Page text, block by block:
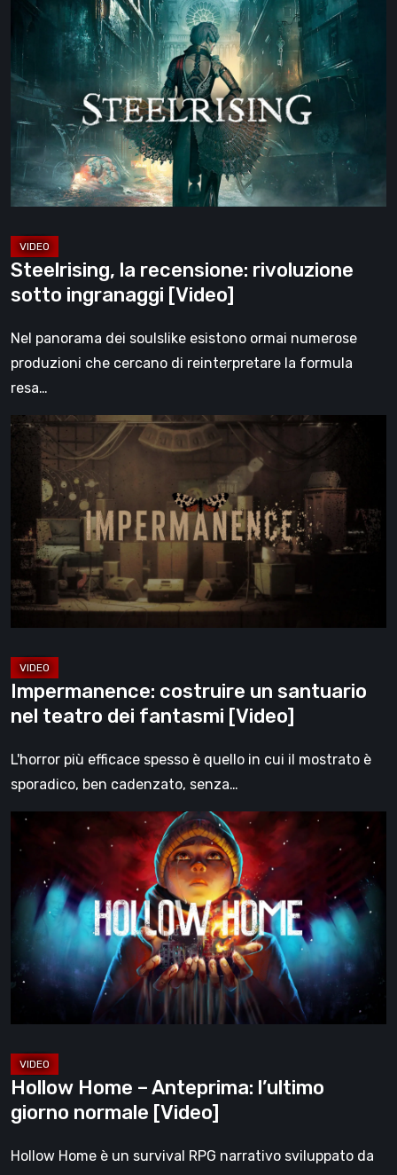
Steelrising,
recensione:
rivoluzione
sotto
ingranaggi
[Video]
Steelrising, la recensione: rivoluzione
sotto ingranaggi [Video]
Nel panorama dei soulslike esistono ormai numerose
produzioni che cercano di reinterpretare la formula
resa…
Impermanence:
costruire
santuario
nel
teatro
fantasmi
[Video]
Impermanence: costruire un santuario
nel teatro dei fantasmi [Video]
L'horror più efficace spesso è quello in cui il mostrato è
sporadico, ben cadenzato, senza…
Hollow
Home
Anteprima:
l’ultimo
giorno
normale
Hollow Home – Anteprima: l’ultimo
giorno normale [Video]
Hollow Home è un survival RPG narrativo sviluppato da